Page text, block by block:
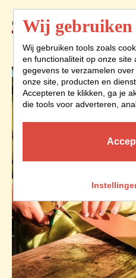
Wij gebruiken
Wij gebruiken tools zoals
en functionaliteit op onze site
gegevens te verzamelen
onze site, producten en
Accepteren te klikken, ga je
die tools voor adverteren,